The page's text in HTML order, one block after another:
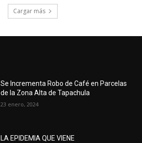
Cargar más
Se Incrementa Robo de Café en Parcelas
de la Zona Alta de Tapachula
23 enero, 2024
LA EPIDEMIA QUE VIENE